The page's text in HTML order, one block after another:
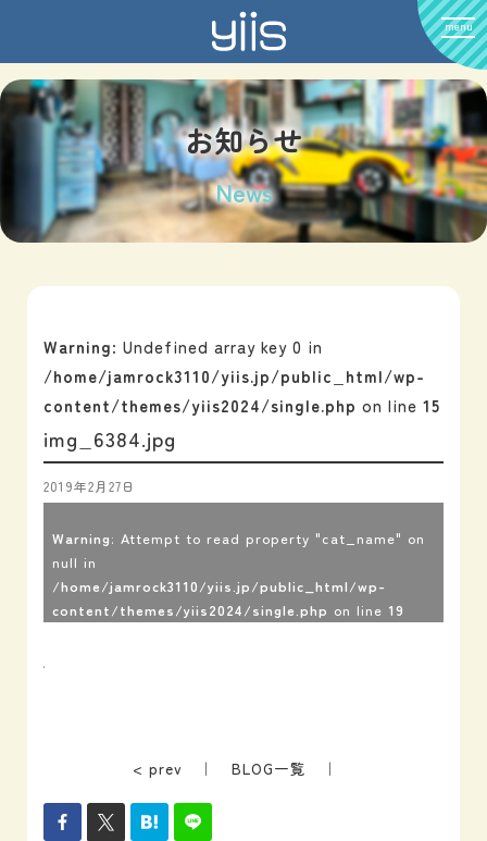
お知らせ
News
Warning: Undefined array key 0 in
/home/jamrock3110/yiis.jp/public_html/wp-
content/themes/yiis2024/single.php on line 15
img_6384.jpg
2019年2月27日
Warning: Attempt to read property "cat_name" on
null in
/home/jamrock3110/yiis.jp/public_html/wp-
content/themes/yiis2024/single.php on line 19
< prev ｜ BLOG一覧 ｜
menu